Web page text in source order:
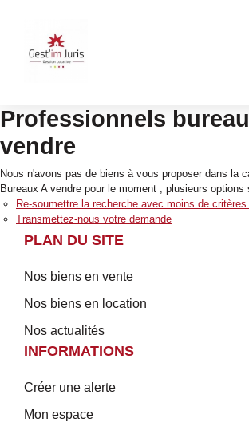
Professionnels
vendre
Nous n'avons pas de biens à vous proposer dans la
Bureaux A vendre pour le moment , plusieurs
Re-soumettre la recherche avec moins de critères.
Transmettez-nous votre demande
PLAN DU SITE
Nos biens en vente
Nos biens en location
Nos actualités
INFORMATIONS
Créer une alerte
Mon espace